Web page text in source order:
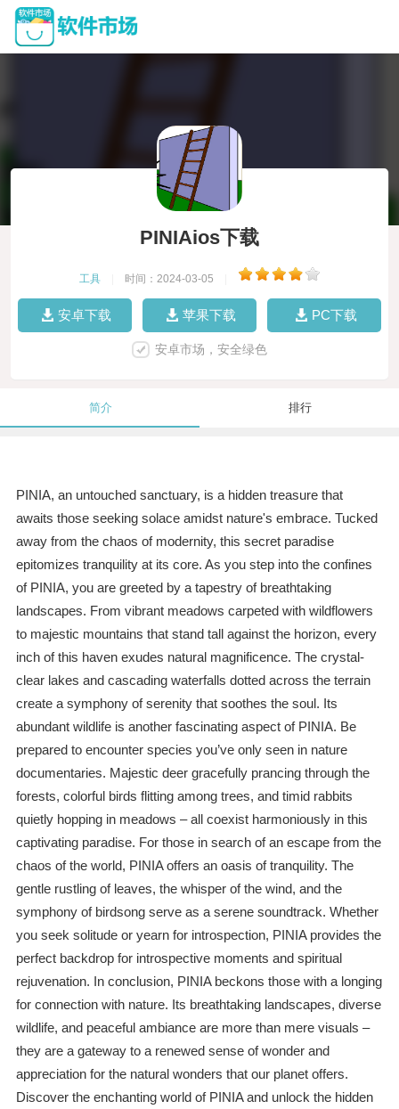
PINIAios下载
工具 时间：2024-03-05
安卓下载 苹果下载 PC下载
安卓市场，安全绿色
简介 排行
PINIA, an untouched sanctuary, is a hidden treasure that
awaits those seeking solace amidst nature's embrace. Tucked
away from the chaos of modernity, this secret paradise
epitomizes tranquility at its core. As you step into the confines
of PINIA, you are greeted by a tapestry of breathtaking
landscapes. From vibrant meadows carpeted with wildflowers
to majestic mountains that stand tall against the horizon, every
inch of this haven exudes natural magnificence. The crystal-
clear lakes and cascading waterfalls dotted across the terrain
create a symphony of serenity that soothes the soul. Its
abundant wildlife is another fascinating aspect of PINIA. Be
prepared to encounter species you’ve only seen in nature
documentaries. Majestic deer gracefully prancing through the
forests, colorful birds flitting among trees, and timid rabbits
quietly hopping in meadows – all coexist harmoniously in this
captivating paradise. For those in search of an escape from the
chaos of the world, PINIA offers an oasis of tranquility. The
gentle rustling of leaves, the whisper of the wind, and the
symphony of birdsong serve as a serene soundtrack. Whether
you seek solitude or yearn for introspection, PINIA provides the
perfect backdrop for introspective moments and spiritual
rejuvenation. In conclusion, PINIA beckons those with a longing
for connection with nature. Its breathtaking landscapes, diverse
wildlife, and peaceful ambiance are more than mere visuals –
they are a gateway to a renewed sense of wonder and
appreciation for the natural wonders that our planet offers.
Discover the enchanting world of PINIA and unlock the hidden